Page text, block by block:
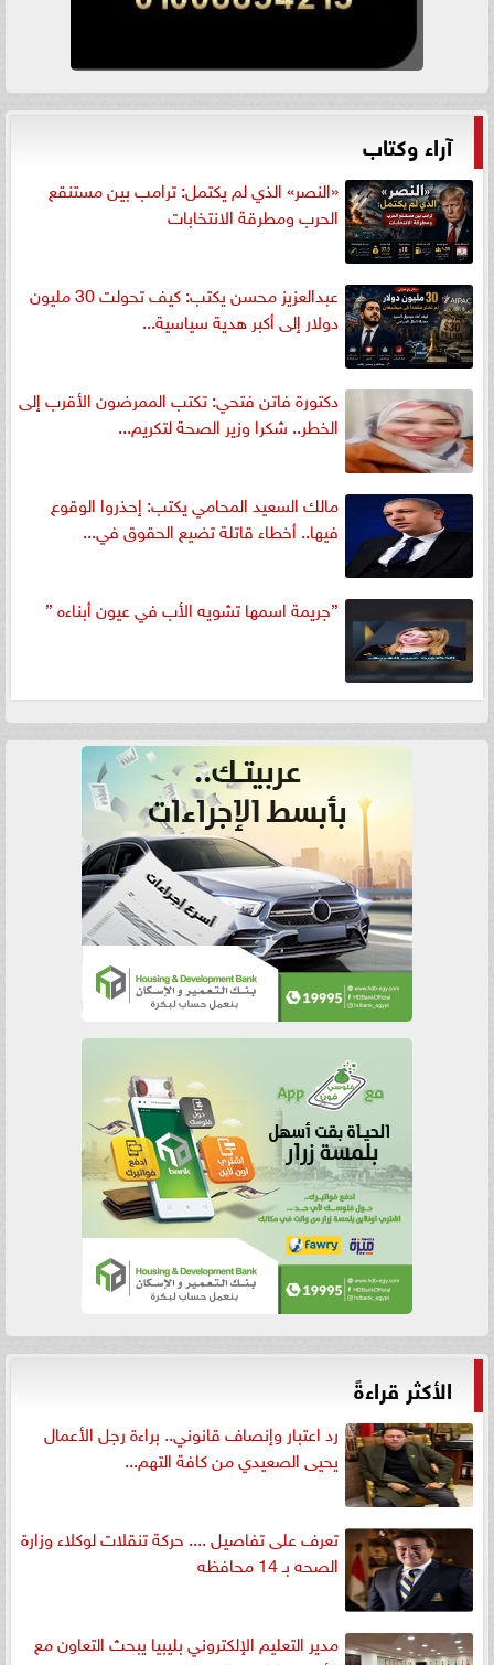
آراء وكتاب
«النصر» الذي لم يكتمل: ترامب بين مستنقع
الحرب ومطرقة الانتخابات
عبدالعزيز محسن يكتب: كيف تحولت 30 مليون
دولار إلى أكبر هدية سياسية...
دكتورة فاتن فتحي: تكتب الممرضون الأقرب إلى
الخطر.. شكرا وزير الصحة لتكريم...
مالك السعيد المحامي يكتب: إحذروا الوقوع
فيها.. أخطاء قاتلة تضيع الحقوق في...
”جريمة اسمها تشويه الأب في عيون أبناءه ”
الأكثر قراءةً
رد اعتبار وإنصاف قانوني.. براءة رجل الأعمال
يحيى الصعيدي من كافة التهم...
تعرف على تفاصيل .... حركة تنقلات لوكلاء وزارة
الصحه بـ 14 محافظه
مدير التعليم الإلكتروني بليبيا يبحث التعاون مع